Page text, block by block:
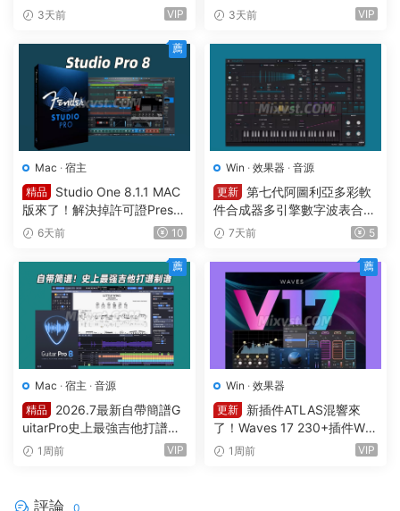
ine – FL Studio Producer Edi
ugins WIN
3天前 VIP
曲軟件Image Line-FL Studio
36 (All Plugins Edition) GUIS
EPPE MAC
3天前 VIP
Mac · 宿主
精品
Studio One 8.1.1 MAC
版來了！解決掉許可證Preso
nus Studio One Pro 8 v8.1.1
ender Studio Pro 8
6天前 10
薦
Win · 效果器 · 音源
更新 第七代阿圖利亞多彩軟
件合成器多引擎數字波表合成
器 Arturia Pigments v7.0.1 C
7天前 5
Mac · 宿主 · 音源
精品
2026.7最新自帶簡譜G
uitarPro史上最強吉他打譜制
譜Guitar Pro 8.1.5-31 macO
1周前 VIP
薦
Win · 效果器
更新
新插件ATLAS混響來
了！Waves 17 230+插件Wa
ves Ultimate v2026.07.27 In
1周前 VIP
薦
評論 0